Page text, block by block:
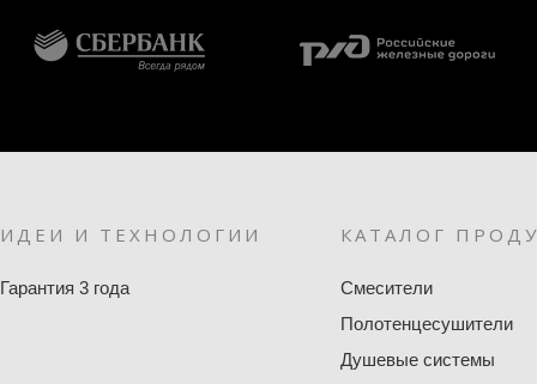
ИДЕИ И ТЕХНОЛОГИИ
Гарантия 3 года
КАТАЛОГ
Смесители
Полотенцесушители
Душевые системы